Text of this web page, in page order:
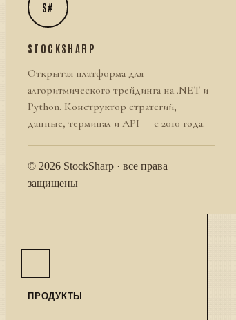
S#
STOCKSHARP
Открытая платформа для
алгоритмического трейдинга на .NET и
Python. Конструктор стратегий,
данные, терминал и API — с 2010 года.
© 2026 StockSharp · все права
защищены
ПРОДУКТЫ